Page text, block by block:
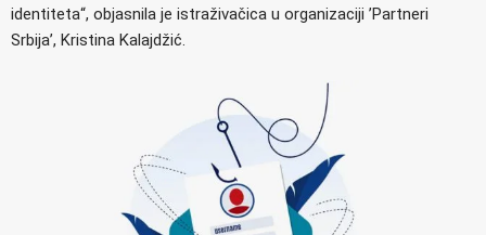
identiteta“, objasnila je istraživačica u organizaciji ’Partneri
Srbija’, Kristina Kalajdžić.